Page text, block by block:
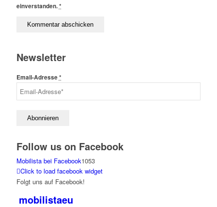
einverstanden.*
Newsletter
Email-Adresse*
Follow us on Facebook
Mobilista bei Facebook1053
Click to load facebook widget
Folgt uns auf Facebook!
mobilistaeu